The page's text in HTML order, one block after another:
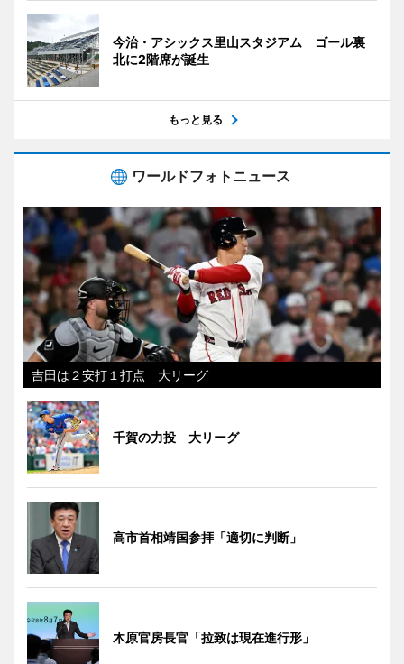
今治・アシックス里山スタジアム ゴール裏
北に2階席が誕生
もっと見る
ワールドフォトニュース
吉田は２安打１打点 大リーグ
千賀の力投 大リーグ
高市首相靖国参拝「適切に判断」
木原官房長官「拉致は現在進行形」